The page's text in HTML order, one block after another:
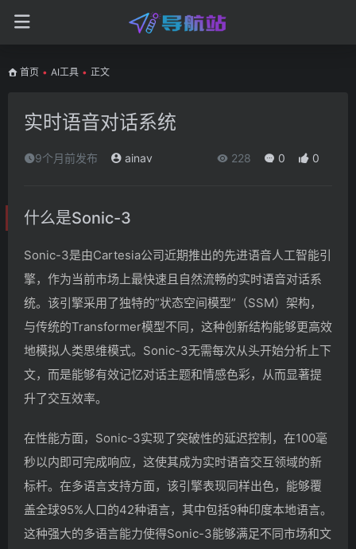
首页 • AI工具 • 正文
实时语音对话系统
9个月前发布 ainav 228 0 0
什么是Sonic-3
Sonic-3是由Cartesia公司近期推出的先进语音人工智能引
擎，作为当前市场上最快速且自然流畅的实时语音对话系
统。该引擎采用了独特的”状态空间模型”（SSM）架构，
与传统的Transformer模型不同，这种创新结构能够更高效
地模拟人类思维模式。Sonic-3无需每次从头开始分析上下
文，而是能够有效记忆对话主题和情感色彩，从而显著提
升了交互效率。
在性能方面，Sonic-3实现了突破性的延迟控制，在100毫
秒以内即可完成响应，这使其成为实时语音交互领域的新
标杆。在多语言支持方面，该引擎表现同样出色，能够覆
盖全球95%人口的42种语言，其中包括9种印度本地语言。
这种强大的多语言能力使得Sonic-3能够满足不同市场和文